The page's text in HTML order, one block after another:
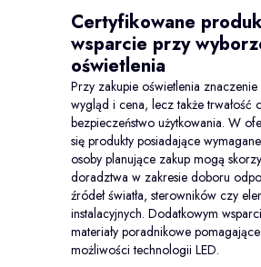
Certyfikowane
wsparcie przy
oświetlenia
Przy zakupie oświetlenia
wygląd i cena, lecz także trwałość
bezpieczeństwo użytkowania. W
się produkty posiadające
osoby planujące zakup mogą
doradztwa w zakresie doboru
źródeł światła, sterowników czy
instalacyjnych. Dodatkowym
materiały poradnikowe
możliwości technologii LED.